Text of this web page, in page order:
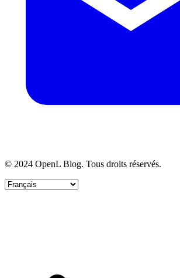
© 2024 OpenL Blog. Tous droits réservés.